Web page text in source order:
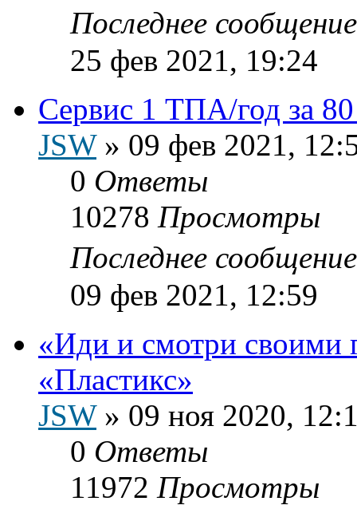
Последнее
25 фев 2021, 19:24
Сервис 1 ТПА/год за
JSW» 09 фев 2021,
0 Ответы
10278 Просмотры
Последнее
09 фев 2021, 12:59
«Иди и смотри своими
«Пластикс»
JSW» 09 ноя 2020,
0 Ответы
11972 Просмотры